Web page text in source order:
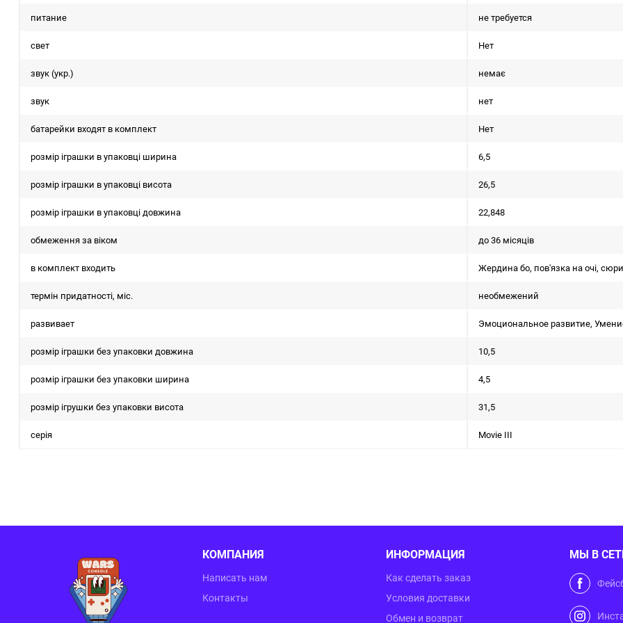
питание не требуется
свет Нет
звук (укр.) немає
звук нет
батарейки входят в комплект Нет
розмір іграшки в упаковці ширина 6,5
розмір іграшки в упаковці висота 26,5
розмір іграшки в упаковці довжина 22,848
обмеження за віком до 36 місяців
в комплект входить Жердина бо, пов'язка на очі,
термін придатності, міс. необмежений
развивает Эмоциональное развитие,
розмір іграшки без упаковки довжина 10,5
розмір іграшки без упаковки ширина 4,5
розмір ігрушки без упаковки висота 31,5
серія Movie III
КОМПАНИЯ
Написать нам
Контакты
ИНФОРМАЦИЯ
Как сделать заказ
Условия доставки
Обмен и возврат
МЫ В